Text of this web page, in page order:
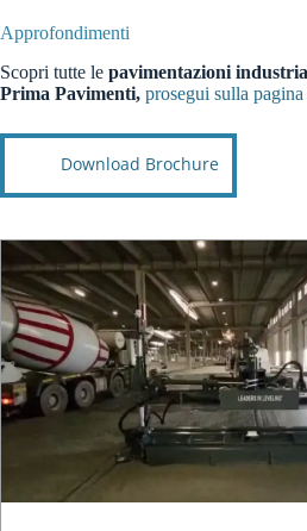
Approfondimenti
Scopri tutte le pavimentazioni
Prima Pavimenti, prosegui sulla pagina
Download Brochure